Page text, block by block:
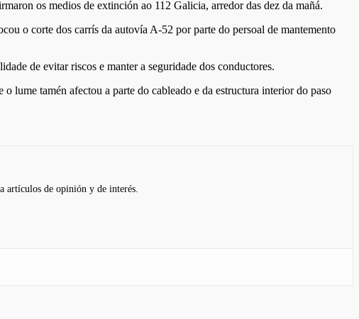
os medios de extinción ao 112 Galicia, arredor das dez da mañá.
o corte dos carrís da autovía A-52 por parte do persoal de mantemento
de evitar riscos e manter a seguridade dos conductores.
lume tamén afectou a parte do cableado e da estructura interior do paso
artículos de opinión y de interés.